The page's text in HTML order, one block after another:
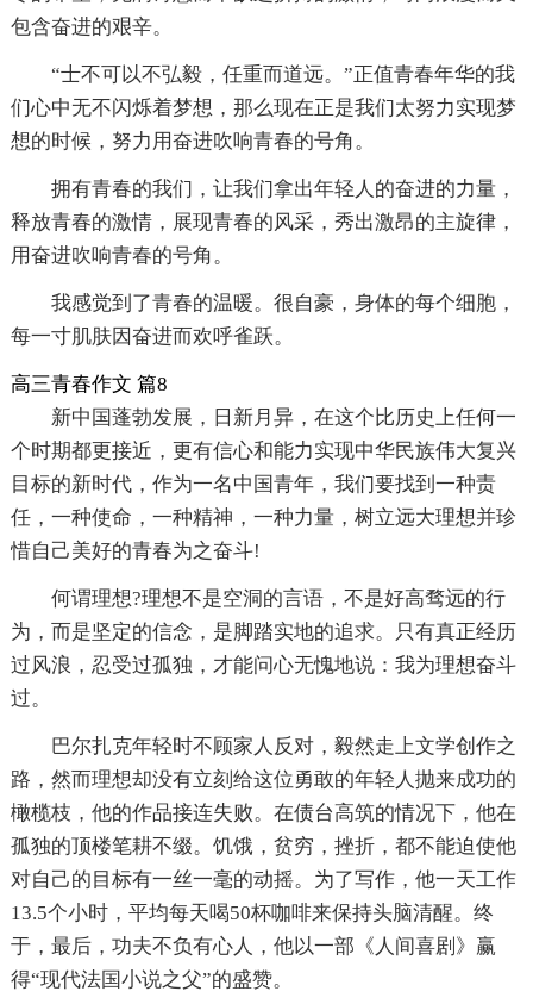
包含奋进的艰辛。
“士不可以不弘毅，任重而道远。”正值青春年华的我
们心中无不闪烁着梦想，那么现在正是我们太努力实现梦
想的时候，努力用奋进吹响青春的号角。
拥有青春的我们，让我们拿出年轻人的奋进的力量，
释放青春的激情，展现青春的风采，秀出激昂的主旋律，
用奋进吹响青春的号角。
我感觉到了青春的温暖。很自豪，身体的每个细胞，
每一寸肌肤因奋进而欢呼雀跃。
高三青春作文 篇8
新中国蓬勃发展，日新月异，在这个比历史上任何一
个时期都更接近，更有信心和能力实现中华民族伟大复兴
目标的新时代，作为一名中国青年，我们要找到一种责
任，一种使命，一种精神，一种力量，树立远大理想并珍
惜自己美好的青春为之奋斗!
何谓理想?理想不是空洞的言语，不是好高骛远的行
为，而是坚定的信念，是脚踏实地的追求。只有真正经历
过风浪，忍受过孤独，才能问心无愧地说：我为理想奋斗
过。
巴尔扎克年轻时不顾家人反对，毅然走上文学创作之
路，然而理想却没有立刻给这位勇敢的年轻人抛来成功的
橄榄枝，他的作品接连失败。在债台高筑的情况下，他在
孤独的顶楼笔耕不缀。饥饿，贫穷，挫折，都不能迫使他
对自己的目标有一丝一毫的动摇。为了写作，他一天工作
13.5个小时，平均每天喝50杯咖啡来保持头脑清醒。终
于，最后，功夫不负有心人，他以一部《人间喜剧》赢
得“现代法国小说之父”的盛赞。